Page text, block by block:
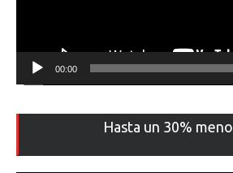
00:00
Hasta un 30%